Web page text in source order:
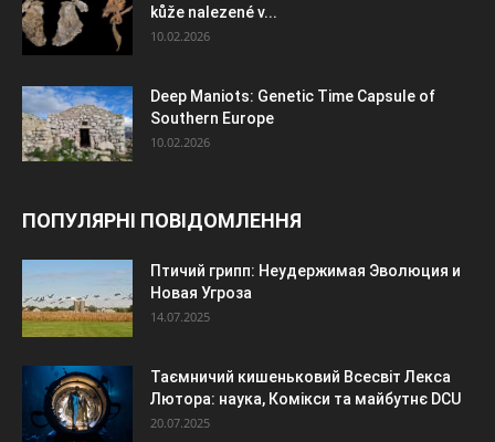
kůže nalezené v...
10.02.2026
Deep Maniots: Genetic Time Capsule of
Southern Europe
10.02.2026
ПОПУЛЯРНІ ПОВІДОМЛЕННЯ
Птичий грипп: Неудержимая Эволюция и
Новая Угроза
14.07.2025
Таємничий кишеньковий Всесвіт Лекса
Лютора: наука, Комікси та майбутнє DCU
20.07.2025